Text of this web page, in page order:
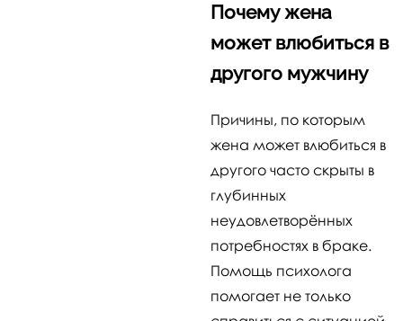
Почему жена
может влюбиться в
другого мужчину
Причины, по которым
жена может влюбиться в
другого часто скрыты в
глубинных
неудовлетворённых
потребностях в браке.
Помощь психолога
помогает не только